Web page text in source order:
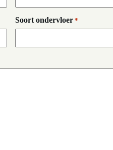
Soort ondervloer *